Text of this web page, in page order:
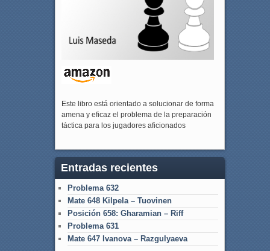
Este libro está orientado a solucionar de forma
amena y eficaz el problema de la preparación
táctica para los jugadores aficionados
Entradas recientes
Problema 632
Mate 648 Kilpela – Tuovinen
Posición 658: Gharamian – Riff
Problema 631
Mate 647 Ivanova – Razgulyaeva